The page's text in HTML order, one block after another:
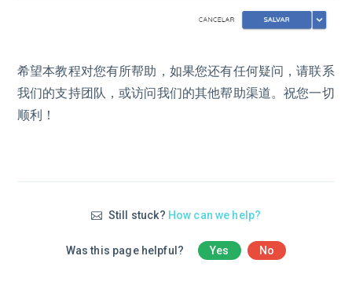
希望本教程对您有所帮助，如果您还有任何疑问，请联系
我们的支持团队，或访问我们的其他帮助渠道。祝您一切
顺利！
Still stuck? How can we help?
Was this page helpful? Yes No